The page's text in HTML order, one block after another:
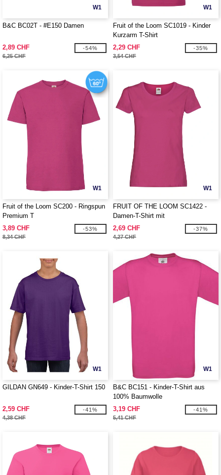
W1
B&C BC02T - #E150 Damen
2,89 CHF
6,25 CHF
-54%
W1
Fruit of the Loom SC1019 - Kinder
Kurzarm T-Shirt
2,29 CHF
3,54 CHF
-35%
W1
Fruit of the Loom SC200 - Ringspun
Premium T
3,89 CHF
8,34 CHF
-53%
W1
FRUIT OF THE LOOM SC1422 -
Damen-T-Shirt mit
Rundhalsausschnitt
2,69 CHF
4,27 CHF
-37%
W1
GILDAN GN649 - Kinder-T-Shirt 150
2,59 CHF
4,38 CHF
-41%
W1
B&C BC151 - Kinder-T-Shirt aus
100% Baumwolle
3,19 CHF
5,41 CHF
-41%